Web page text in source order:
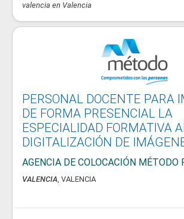
valencia en Valencia
PERSONAL DOCENTE PARA
DE FORMA PRESENCIAL LA
ESPECIALIDAD FORMATIVA
DIGITALIZACIÓN DE
AGENCIA DE COLOCACIÓN MÉTODO
VALENCIA, VALENCIA